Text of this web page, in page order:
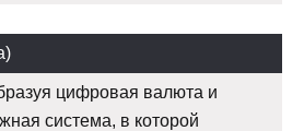
цифровая валюта и
система, в которой